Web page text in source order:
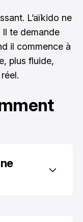
L’aïkido ne
Il te demande
il commence à
plus fluide,